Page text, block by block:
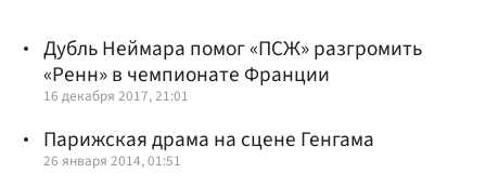
Дубль Неймара помог «ПСЖ» разгромить
«Ренн» в чемпионате Франции
16 декабря 2017, 21:01
Парижская драма на сцене Генгама
26 января 2014, 01:51